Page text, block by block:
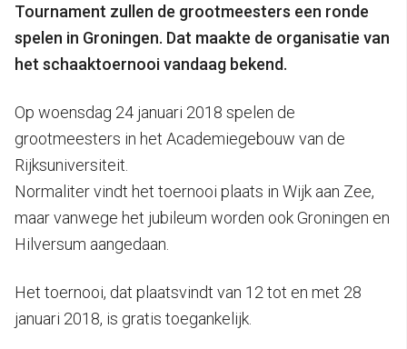
Tournament zullen de grootmeesters een ronde
spelen in Groningen. Dat maakte de organisatie van
het schaaktoernooi vandaag bekend.
Op woensdag 24 januari 2018 spelen de
grootmeesters in het Academiegebouw van de
Rijksuniversiteit.
Normaliter vindt het toernooi plaats in Wijk aan Zee,
maar vanwege het jubileum worden ook Groningen en
Hilversum aangedaan.
Het toernooi, dat plaatsvindt van 12 tot en met 28
januari 2018, is gratis toegankelijk.